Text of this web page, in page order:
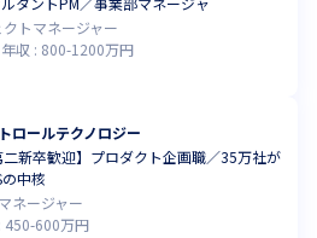
トマネージャー
年収 : 800-1200万円
ロールテクノロジー
二新卒歓迎】プロダクト企画職／35万社が
中核
ネージャー
450-600万円